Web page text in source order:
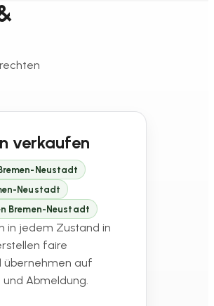
verkaufen
Neustadt
Neustadt
Bremen-Neustadt
in jedem Zustand in
faire
übernehmen auf
und Abmeldung.